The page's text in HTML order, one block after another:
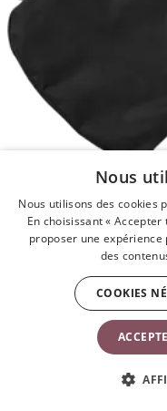
Sac de transport pour
Noir
Nous
Nous utilisons des cookies
En choisissant «
proposer une
des
COOKIES